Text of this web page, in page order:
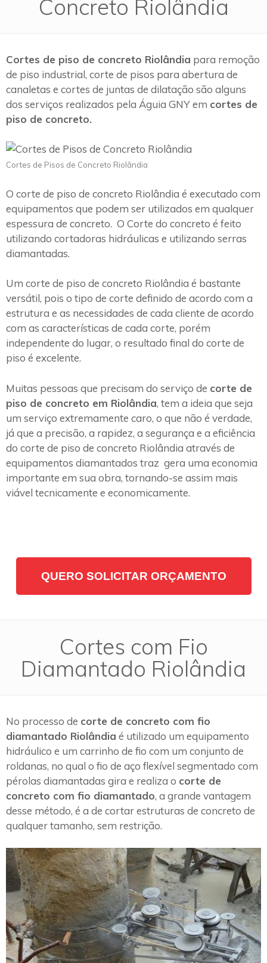
Concreto Riolândia
Cortes de piso de concreto Riolândia para remoção
de piso industrial, corte de pisos para abertura de
canaletas e cortes de juntas de dilatação são alguns
dos serviços realizados pela Águia GNY em cortes de
piso de concreto.
Cortes de Pisos de Concreto Riolândia
O corte de piso de concreto Riolândia é executado com
equipamentos que podem ser utilizados em qualquer
espessura de concreto. O Corte do concreto é feito
utilizando cortadoras hidráulicas e utilizando serras
diamantadas.
Um corte de piso de concreto Riolândia é bastante
versátil, pois o tipo de corte definido de acordo com a
estrutura e as necessidades de cada cliente de acordo
com as características de cada corte, porém
independente do lugar, o resultado final do corte de
piso é excelente.
Muitas pessoas que precisam do serviço de corte de
piso de concreto em Riolândia, tem a ideia que seja
um serviço extremamente caro, o que não é verdade,
já que a precisão, a rapidez, a segurança e a eficiência
do corte de piso de concreto Riolândia através de
equipamentos diamantados traz gera uma economia
importante em sua obra, tornando-se assim mais
viável tecnicamente e economicamente.
QUERO SOLICITAR ORÇAMENTO
Cortes com Fio
Diamantado Riolândia
No processo de corte de concreto com fio
diamantado Riolândia é utilizado um equipamento
hidráulico e um carrinho de fio com um conjunto de
roldanas, no qual o fio de aço flexível segmentado com
pérolas diamantadas gira e realiza o corte de
concreto com fio diamantado, a grande vantagem
desse método, é a de cortar estruturas de concreto de
qualquer tamanho, sem restrição.